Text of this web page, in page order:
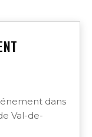
dans
Val-de-